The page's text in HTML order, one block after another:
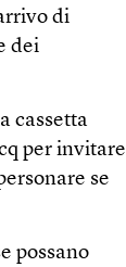
di
dei
cassetta
per invitare
se
possano